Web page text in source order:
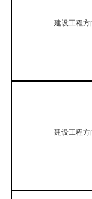
建设工程方
建设工程方